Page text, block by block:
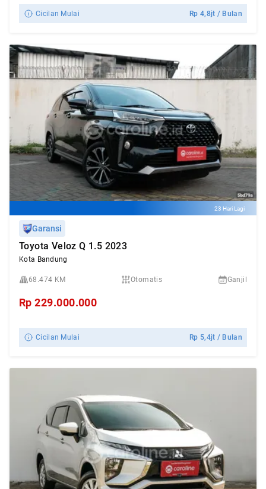
Cicilan Mulai Rp4,8jt / Bulan
23 Hari Lagi
Garansi
Toyota Veloz Q 1.5 2023
Kota Bandung
68.474 KM Otomatis Ganjil
Rp229.000.000
Cicilan Mulai Rp 5,4jt / Bulan